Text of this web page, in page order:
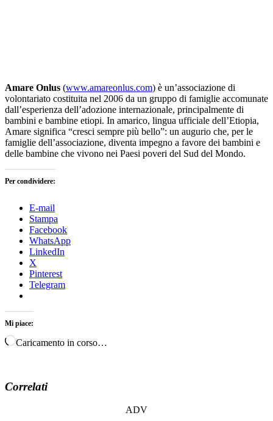
Amare Onlus (www.amareonlus.com) è un’associazione di
volontariato costituita nel 2006 da un gruppo di famiglie accomunate
dall’esperienza dell’adozione internazionale, principalmente di
bambini e bambine etiopi. In amarico, lingua ufficiale dell’Etiopia,
Amare significa “cresci sempre più bello”: un augurio che, per le
famiglie dell’associazione, diventa impegno a favore dei bambini e
delle bambine che vivono nei Paesi poveri del Sud del Mondo.
Per condividere:
E-mail
Stampa
Facebook
WhatsApp
LinkedIn
X
Pinterest
Telegram
Mi piace:
Caricamento in corso…
Correlati
ADV